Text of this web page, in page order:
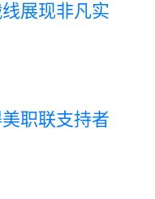
展现非凡实
职联支持者